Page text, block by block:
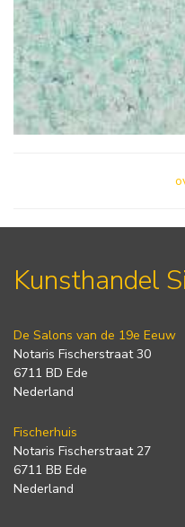
Kunsthandel
De Salons van de 19e Eeuw
Notaris Fischerstraat 30
6711 BD Ede
Nederland
Fischerhuis
Notaris Fischerstraat 27
6711 BB Ede
Nederland